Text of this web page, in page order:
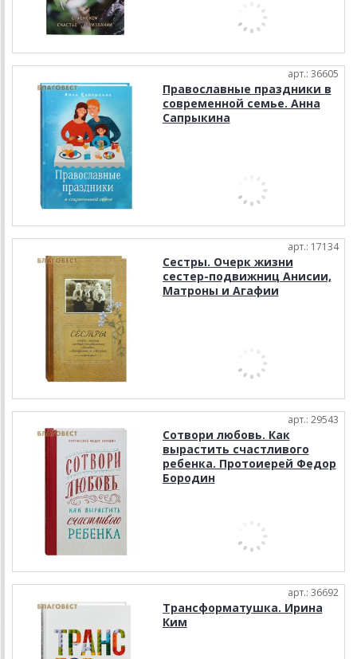
арт.: 36605
Православные праздники в
современной семье. Анна
Сапрыкина
арт.: 17134
Сестры. Очерк жизни
сестер-подвижниц Анисии,
Матроны и Агафии
арт.: 29543
Сотвори любовь. Как
вырастить счастливого
ребенка. Протоиерей Федор
Бородин
арт.: 36692
Трансформатушка. Ирина
Ким